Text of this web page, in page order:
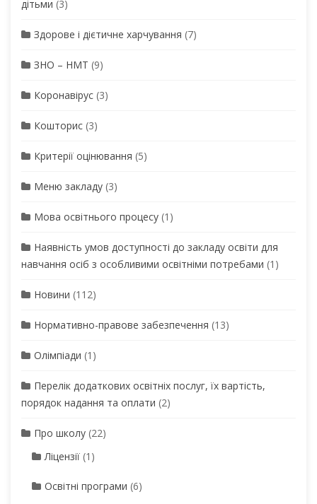
дітьми (3)
Здорове і дієтичне харчування (7)
ЗНО – НМТ (9)
Коронавірус (3)
Кошторис (3)
Критерії оцінювання (5)
Меню закладу (3)
Мова освітнього процесу (1)
Наявність умов доступності до закладу освіти для
навчання осіб з особливими освітніми потребами (1)
Новини (112)
Нормативно-правове забезпечення (13)
Олімпіади (1)
Перелік додаткових освітніх послуг, їх вартість,
порядок надання та оплати (2)
Про школу (22)
Ліцензії (1)
Освітні програми (6)